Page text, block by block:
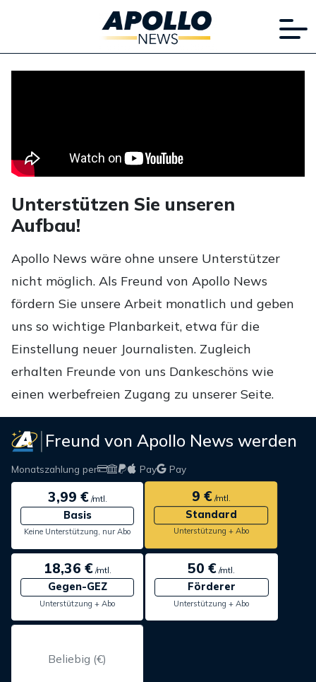
Unterstützen Sie unseren
Aufbau!
Apollo News wäre ohne unsere Unterstützer
nicht möglich. Als Freund von Apollo News
fördern Sie unsere Arbeit monatlich und geben
uns so wichtige Planbarkeit, etwa für die
Einstellung neuer Journalisten. Zugleich
erhalten Freunde von uns Dankeschöns wie
einen werbefreien Zugang zu unserer Seite.
Freund von Apollo News werden
Monatszahlung per Pay Pay
3,99 €/mtl.
Basis
Keine Unterstützung, nur Abo
9 €/mtl.
Standard
Unterstützung + Abo
18,36 €/mtl.
Gegen-GEZ
Unterstützung + Abo
50 € /mtl.
Förderer
Unterstützung + Abo